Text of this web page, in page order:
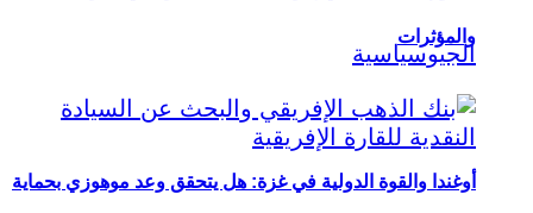
أوغندا والقوة الدولية في غزة: هل يتحقق وعد موهوزي بحماية
والمؤثرات